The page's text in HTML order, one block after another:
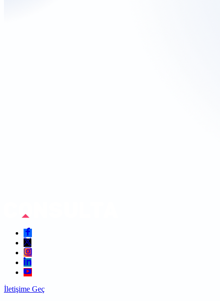
İletişime Geç